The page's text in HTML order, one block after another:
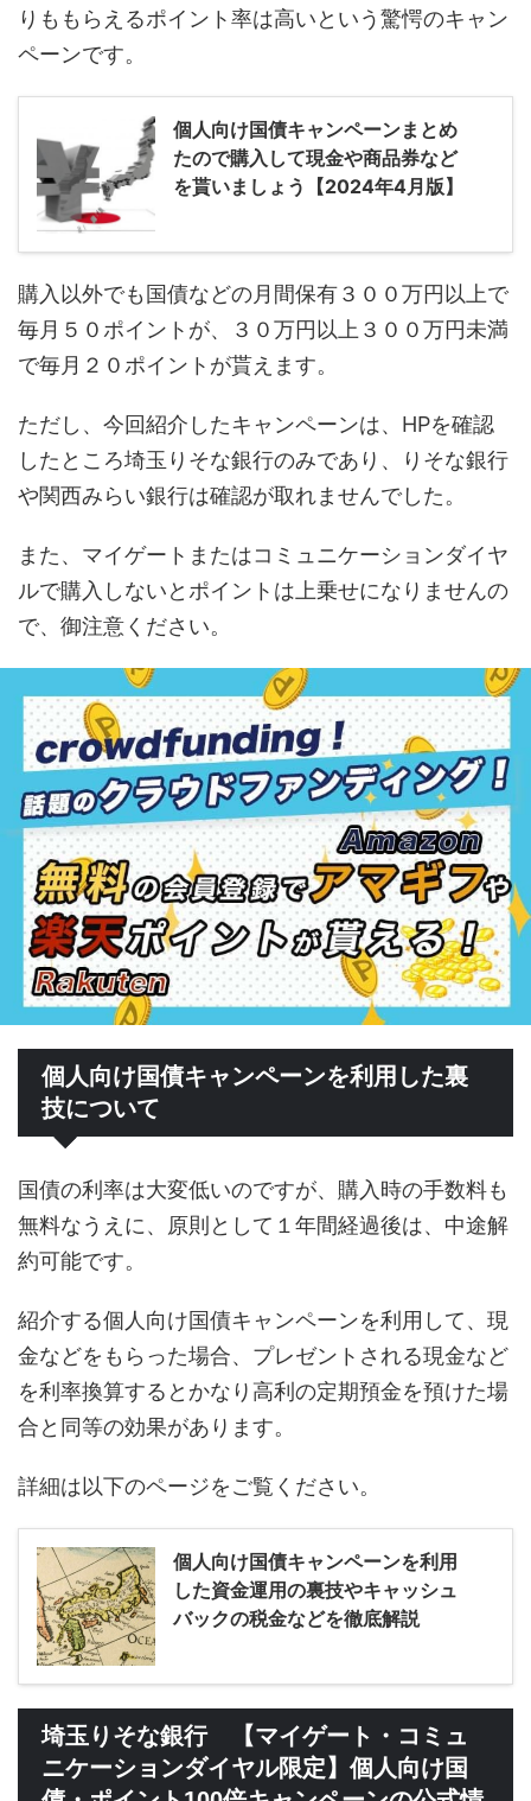
りももらえるポイント率は高いという驚愕のキャン
ペーンです。
個人向け国債キャンペーンまとめ
たので購入して現金や商品券など
を貰いましょう【2024年4月版】
購入以外でも国債などの月間保有３００万円以上で
毎月５０ポイントが、３０万円以上３００万円未満
で毎月２０ポイントが貰えます。
ただし、今回紹介したキャンペーンは、HPを確認
したところ埼玉りそな銀行のみであり、りそな銀行
や関西みらい銀行は確認が取れませんでした。
また、マイゲートまたはコミュニケーションダイヤ
ルで購入しないとポイントは上乗せになりませんの
で、御注意ください。
個人向け国債キャンペーンを利用した裏
技について
国債の利率は大変低いのですが、購入時の手数料も
無料なうえに、原則として１年間経過後は、中途解
約可能です。
紹介する個人向け国債キャンペーンを利用して、現
金などをもらった場合、プレゼントされる現金など
を利率換算するとかなり高利の定期預金を預けた場
合と同等の効果があります。
詳細は以下のページをご覧ください。
個人向け国債キャンペーンを利用
した資金運用の裏技やキャッシュ
バックの税金などを徹底解説
埼玉りそな銀行 【マイゲート・コミュ
ニケーションダイヤル限定】個人向け国